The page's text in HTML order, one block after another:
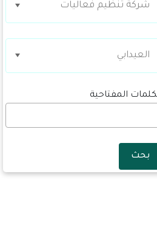
شركة تنظيم فعاليات
العيدابي
المفتاحية
بحث